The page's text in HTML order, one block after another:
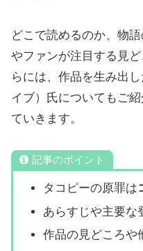
どこで読めるのか、物
やファンが注目する見
らには、作品を生み出
イブ）氏についてもご
ていきます。
記事のポイント
タコピーの原罪は
あらすじや主要な
作品の見どころや